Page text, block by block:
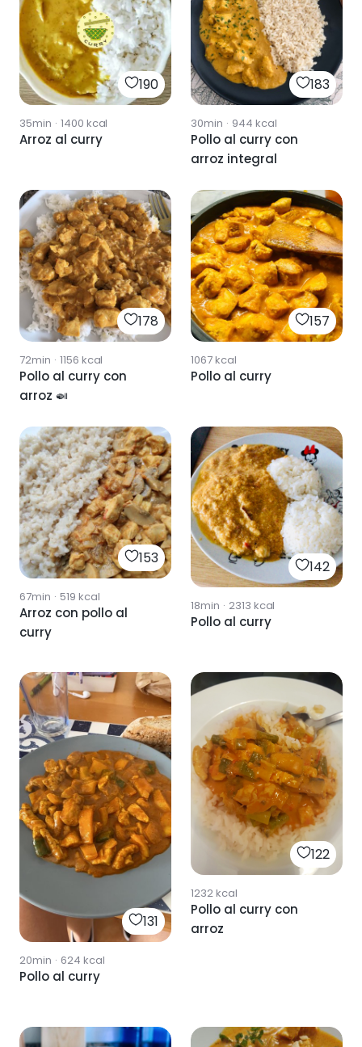
190
35min · 1400 kcal
Arroz al curry
183
30min · 944 kcal
Pollo al curry con
arroz integral
178
72min · 1156 kcal
Pollo al curry con
arroz 🍛
157
1067kcal
Pollo al curry
153
67min · 519 kcal
Arroz con pollo al
curry
142
18min · 2313 kcal
Pollo al curry
131
20min · 624 kcal
Pollo al curry
122
1232kcal
Pollo al curry con
arroz